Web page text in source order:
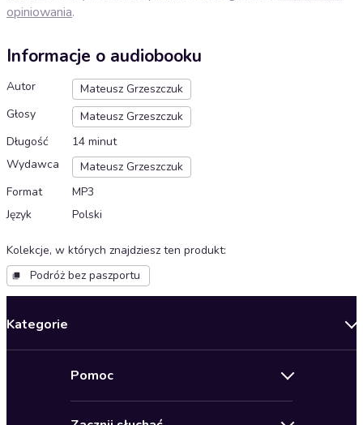
opiniowania.
Informacje o audiobooku
Autor
Mateusz Grzeszczuk
Głosy
Mateusz Grzeszczuk
Długość
14 minut
Wydawca
Mateusz Grzeszczuk
Format
MP3
Język
Polski
Kolekcje, w których znajdziesz ten produkt:
Podróż bez paszportu
Kategorie
Pomoc